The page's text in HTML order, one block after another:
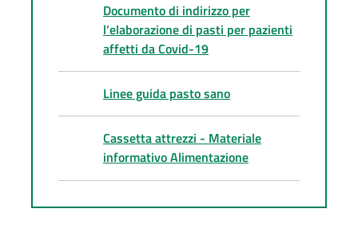
Documento di indirizzo per
l’elaborazione di pasti per pazienti
affetti da Covid-19
Linee guida pasto sano
Cassetta attrezzi - Materiale
informativo Alimentazione